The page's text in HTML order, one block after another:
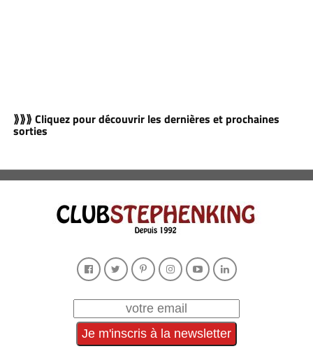
⟫⟫⟫ Cliquez pour découvrir les dernières et prochaines
sorties